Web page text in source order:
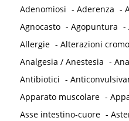
Adenomiosi - Aderenza -
Agnocasto - Agopuntura -
Allergie - Alterazioni
Analgesia / Anestesia -
Antibiotici -
Apparato muscolare -
Asse intestino-cuore -